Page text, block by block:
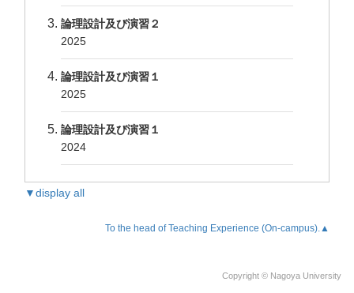
論理設計及び演習２
2025
論理設計及び演習１
2025
論理設計及び演習１
2024
▼display all
To the head of Teaching Experience (On-campus).▲
Copyright © Nagoya University